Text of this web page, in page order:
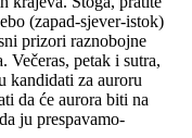
(zapad-sjever-istok)
prizori raznobojne
Večeras, petak i sutra,
kandidati za auroru
da će aurora biti na
ju prespavamo-